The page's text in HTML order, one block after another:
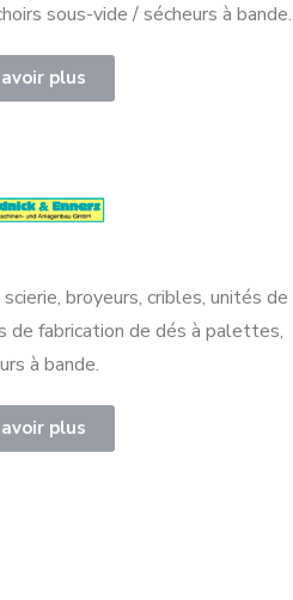
sous-vide / sécheurs à bande.
plus
broyeurs, cribles, unités de
de fabrication de dés à palettes,
à bande.
plus